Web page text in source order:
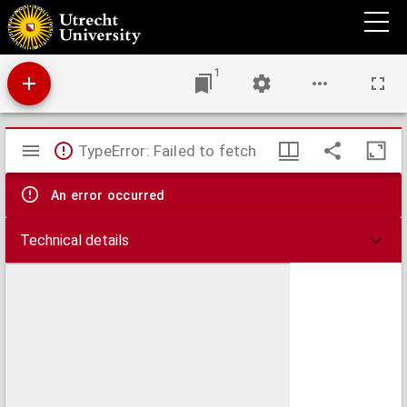
Plan de la ville et citadelle de Cambray : place forte du pays bas capitalle du Comté
Cambresis situé sur la riviere de l'Escaut a trois lieues de Bouchain, a cinq du Quesnoy,
a six et demy de Landrecy, a six de Valenciene, a cinq de Douay, a huit d'Arras, et a six
de Perone, l'Archeveque de Cambray est Duc de Cambray, Comté du Cambresis et Prince
du S. Empire, elle fut prix sur les espagnoles par Louis XIV, le 5.me d'April 1677
1
Mirador
viewer
TypeError: Failed to fetch
An error occurred
Technical details